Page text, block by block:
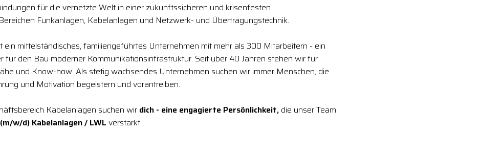
für die vernetzte Welt in einer zukunftssicheren und krisenfesten
Funkanlagen, Kabelanlagen und Netzwerk- und Übertragungstechnik.
ein mittelständisches, familiengeführtes Unternehmen mit mehr als 300 Mitarbeitern - ein
für den Bau moderner Kommunikationsinfrastruktur. Seit über 40 Jahren stehen wir für
und Know-how. Als stetig wachsendes Unternehmen suchen wir immer Menschen, die
und Motivation begeistern und vorantreiben.
Kabelanlagen suchen wirdich - eine engagierte Persönlichkeit, die unser Team
w/d) Kabelanlagen / LWL verstärkt.